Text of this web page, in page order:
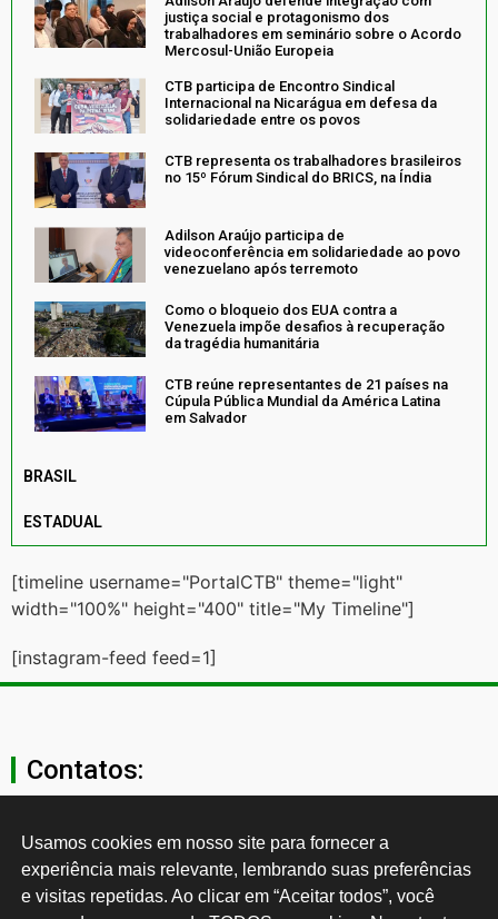
justiça social e protagonismo dos
trabalhadores em seminário sobre o Acordo
Mercosul-União Europeia
CTB participa de Encontro Sindical
Internacional na Nicarágua em defesa da
solidariedade entre os povos
CTB representa os trabalhadores brasileiros
no 15º Fórum Sindical do BRICS, na Índia
Adilson Araújo participa de
videoconferência em solidariedade ao povo
venezuelano após terremoto
Como o bloqueio dos EUA contra a
Venezuela impõe desafios à recuperação
da tragédia humanitária
CTB reúne representantes de 21 países na
Cúpula Pública Mundial da América Latina
em Salvador
BRASIL
ESTADUAL
[timeline username="PortalCTB" theme="light"
width="100%" height="400" title="My Timeline"]
[instagram-feed feed=1]
Contatos:
secgeral@ctb.org.br
11 3874-0040
Usamos cookies em nosso site para fornecer a
experiência mais relevante, lembrando suas preferências
e visitas repetidas. Ao clicar em “Aceitar todos”, você